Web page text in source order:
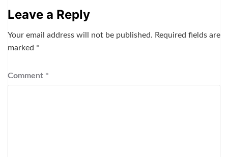
Leave a Reply
Your email address will not be published. Required fields are
marked *
Comment *